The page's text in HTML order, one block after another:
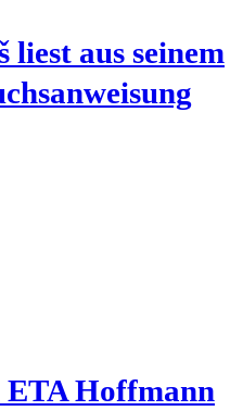
liest aus sei­nem
ETA Hoff­mann